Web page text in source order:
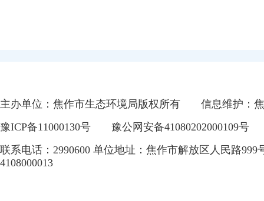
主办单位：焦作市生态环境局版权所有
信息维护：
豫ICP备11000130号
豫公网安备41080202000109号
联系电话：2990600 单位地址：焦作市解放区人民路999
4108000013